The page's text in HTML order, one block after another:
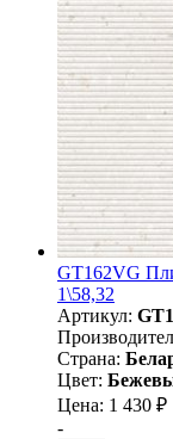
GT162VG
1\58,32
Артикул:
Страна:
Цвет:
Цена: 1 430 ₽
-